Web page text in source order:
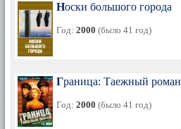
Носки большого города
Год: 2000 (было 41 год)
Граница: Таежный роман
Год: 2000 (было 41 год)